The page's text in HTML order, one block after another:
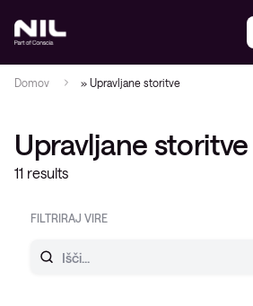
Domov » Upravljane storitve
Upravljane storitve
11 results
FILTRIRAJ VIRE